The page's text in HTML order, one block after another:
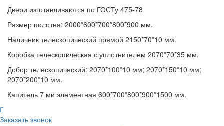
Двери изготавливаются по ГОСТу 475-78
Размер полотна: 2000*600*700*800*900 мм.
Наличник телескопический прямой 2150*70*10 мм.
Коробка телескопическая с уплотнителем 2070*70*35 мм.
Добор телескопический: 2070*100*10 мм; 2070*150*10 мм;
2070*200*10 мм.
Капитель 7 ми элементная 600*700*800*900*1500 мм.
Заказать звонок